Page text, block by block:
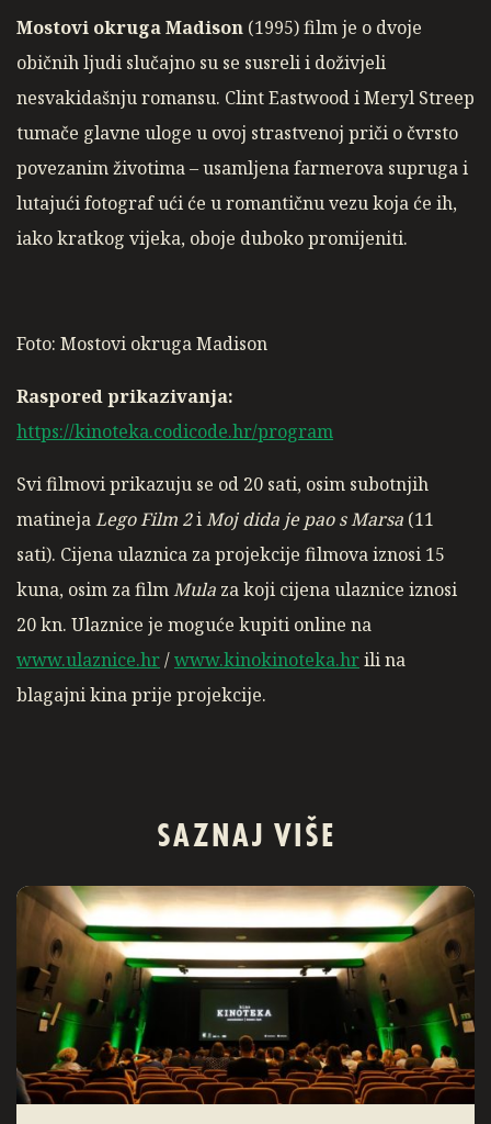
Mostovi okruga Madison (1995) film je o dvoje
običnih ljudi slučajno su se susreli i doživjeli
nesvakidašnju romansu. Clint Eastwood i Meryl Streep
tumače glavne uloge u ovoj strastvenoj priči o čvrsto
povezanim životima – usamljena farmerova supruga i
lutajući fotograf ući će u romantičnu vezu koja će ih,
iako kratkog vijeka, oboje duboko promijeniti.
Foto: Mostovi okruga Madison
Raspored prikazivanja:
https://kinoteka.codicode.hr/program
Svi filmovi prikazuju se od 20 sati, osim subotnjih
matinejaLego Film 2iMoj dida je pao s Marsa (11
sati). Cijena ulaznica za projekcije filmova iznosi 15
kuna, osim za filmMula za koji cijena ulaznice iznosi
20 kn. Ulaznice je moguće kupiti online na
www.ulaznice.hr/www.kinokinoteka.hrili na
blagajni kina prije projekcije.
SAZNAJ VIŠE